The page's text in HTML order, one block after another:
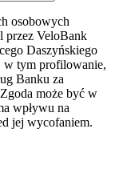
osobowych
przez VeloBank
Daszyńskiego
w tym profilowanie,
Banku za
może być w
wpływu na
jej wycofaniem.